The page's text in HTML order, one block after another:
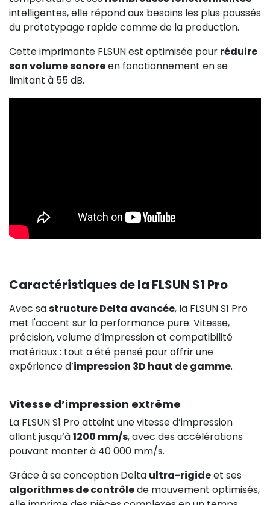
intelligentes, elle répond aux besoins les plus poussés
du prototypage rapide comme de la production.
Cette imprimante FLSUN est optimisée pour réduire
son volume sonoreen fonctionnement en se
limitant à 55 dB.
Caractéristiques de la FLSUN S1 Pro
Avec sastructure Delta avancée, la FLSUN S1 Pro
met l'accent sur la performance pure. Vitesse,
précision, volume d’impression et compatibilité
matériaux : tout a été pensé pour offrir une
expérience d’impression 3D haut de gamme.
Vitesse d’impression extrême
La FLSUN S1 Pro atteint une vitesse d’impression
allant jusqu’à1200 mm/s, avec des accélérations
pouvant monter à 40 000 mm/s.
Grâce à sa conception Delta ultra-rigideet ses
algorithmes de contrôlede mouvement optimisés,